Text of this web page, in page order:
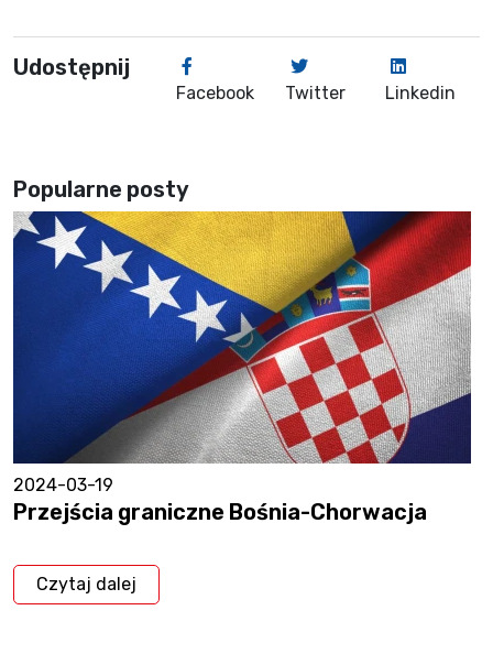
Udostępnij
Facebook Twitter Linkedin
Popularne posty
2024-03-19
Przejścia graniczne Bośnia-Chorwacja
Czytaj dalej